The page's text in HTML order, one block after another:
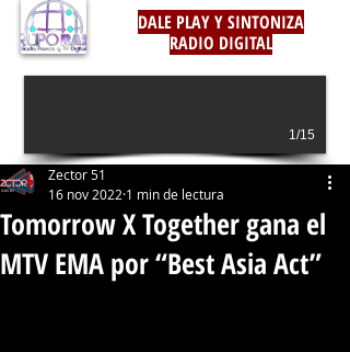
DALE PLAY Y SINTONIZA
RADIO DIGITAL
1/15
Tomorrow X Together gana el
MTV EMA por “Best Asia Act”
Zector 51
16 nov 2022 1 min de lectura